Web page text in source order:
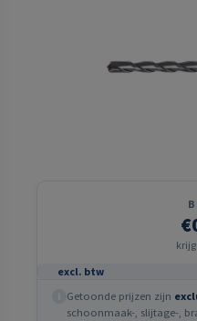
excl. btw
Getoonde prijzen zijn
schoonmaak-, slijtage-,